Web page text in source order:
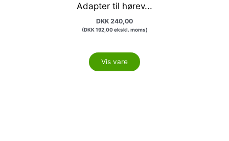
Adapter til hørev...
DKK 240,00
(DKK192,00ekskl. moms)
Vis vare